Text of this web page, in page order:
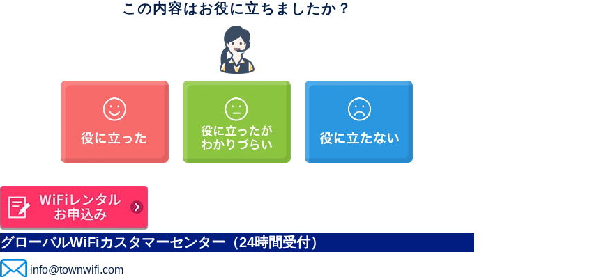
この内容はお役に立ちましたか？
グローバルWiFiカスタマーセンター（24時間受付）
info@townwifi.com